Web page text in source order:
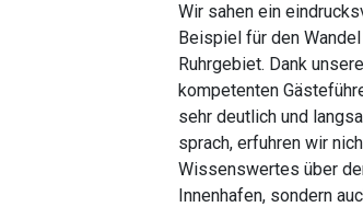
Wir sahen ein
Beispiel für den
Ruhrgebiet. Dank
kompetenten
sehr deutlich und
sprach, erfuhren wir
Wissenswertes über
Innenhafen, sondern